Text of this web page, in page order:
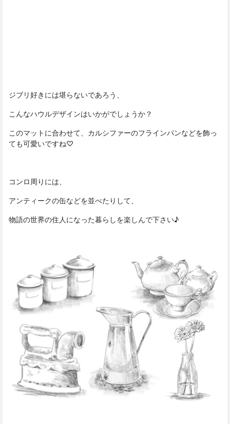
ジブリ好きには堪らないであろう、
こんなハウルデザインはいかがでしょうか？
このマットに合わせて、カルシファーのフラインパンなどを飾っ
ても可愛いですね♡
コンロ周りには、
アンティークの缶などを並べたりして、
物語の世界の住人になった暮らしを楽しんで下さい♪